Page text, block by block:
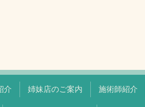
介 姉妹店のご案内 施術師紹介